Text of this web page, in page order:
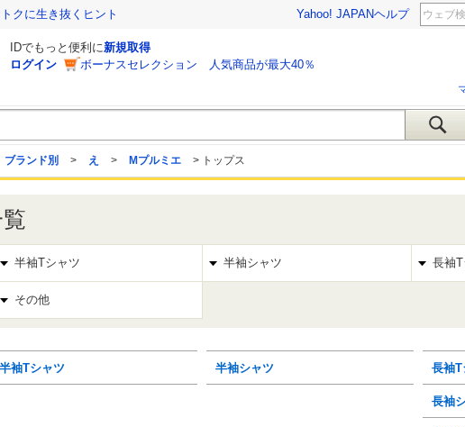
クに生き抜くヒント Yahoo! JAPANヘルプ
IDでもっと便利に新規取得
ログイン
ボーナスセレクション 人気商品が最大40％
ブランド別 > え > Mプルミエ > トップス
半袖Tシャツ 半袖シャツ 長袖
その他
半袖Tシャツ 半袖シャツ 長袖T
長袖